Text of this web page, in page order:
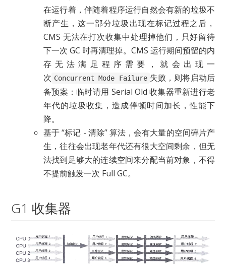
在运行着，伴随着程序运行自然会有新的垃圾不
断产生，这一部分垃圾出现在标记过程之后，
CMS 无法在打次收集中处理掉他们，只好留待
下一次 GC 时再清理掉。CMS 运行期间预留的内
存无法满足程序需要，就会出现一
次 Concurrent Mode Failure 失败，则将启动后
备预案：临时请用 Serial Old 收集器重新进行老
年代的垃圾收集，造成停顿时间加长，性能下
降。
基于 “标记 - 清除” 算法，会有大量的空间碎片产
生，往往会出现老年代还有很大空间剩余，但无
法找到足够大的连续空间来分配当前对象，不得
不提前触发一次 Full GC。
G1 收集器